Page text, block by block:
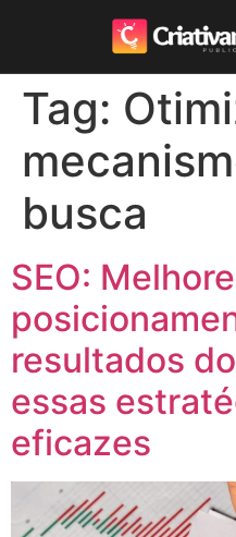
Tag:
busca
SEO:
resultados
essas
eficazes